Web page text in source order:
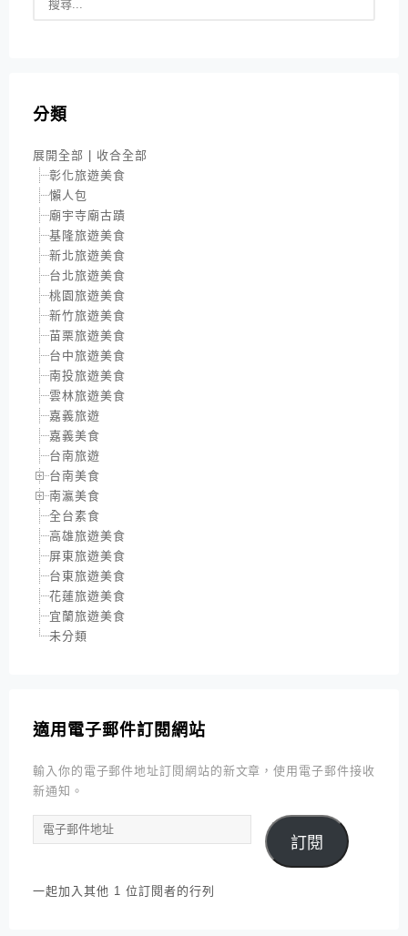
分類
展開全部 | 收合全部
彰化旅遊美食
懶人包
廟宇寺廟古蹟
基隆旅遊美食
新北旅遊美食
台北旅遊美食
桃園旅遊美食
新竹旅遊美食
苗栗旅遊美食
台中旅遊美食
南投旅遊美食
雲林旅遊美食
嘉義旅遊
嘉義美食
台南旅遊
台南美食
南瀛美食
全台素食
高雄旅遊美食
屏東旅遊美食
台東旅遊美食
花蓮旅遊美食
宜蘭旅遊美食
未分類
適用電子郵件訂閱網站
輸入你的電子郵件地址訂閱網站的新文章，使用電子郵件接收
新通知。
電
子
件
訂閱
一起加入其他 1 位訂閱者的行列